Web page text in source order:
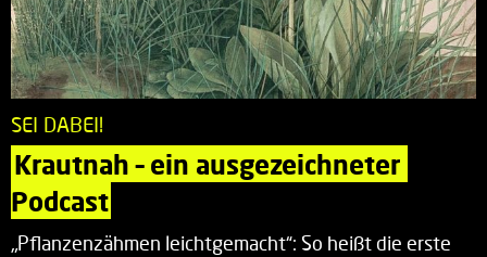
SEI DABEI!
Krautnah – ein ausgezeichneter
Podcast
„Pflanzenzähmen leichtgemacht“: So heißt die erste